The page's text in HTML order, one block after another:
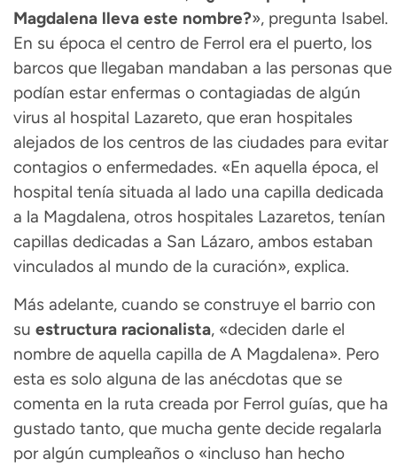
Magdalena lleva este nombre?», pregunta Isabel.
En su época el centro de Ferrol era el puerto, los
barcos que llegaban mandaban a las personas que
podían estar enfermas o contagiadas de algún
virus al hospital Lazareto, que eran hospitales
alejados de los centros de las ciudades para evitar
contagios o enfermedades. «En aquella época, el
hospital tenía situada al lado una capilla dedicada
a la Magdalena, otros hospitales Lazaretos, tenían
capillas dedicadas a San Lázaro, ambos estaban
vinculados al mundo de la curación», explica.
Más adelante, cuando se construye el barrio con
su estructura racionalista, «deciden darle el
nombre de aquella capilla de A Magdalena». Pero
esta es solo alguna de las anécdotas que se
comenta en la ruta creada por Ferrol guías, que ha
gustado tanto, que mucha gente decide regalarla
por algún cumpleaños o «incluso han hecho